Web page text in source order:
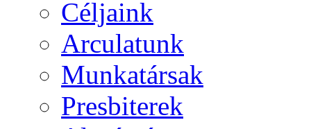
Céljaink
Arculatunk
Munkatársak
Presbiterek